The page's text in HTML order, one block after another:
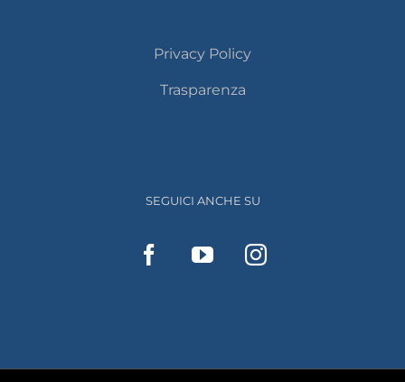
Privacy Policy
Trasparenza
SEGUICI ANCHE SU